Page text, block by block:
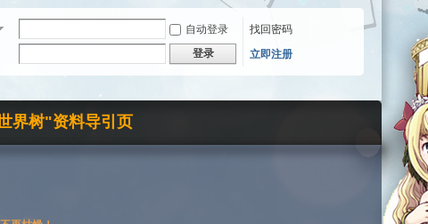
自动登录
找回密码
登录 立即注册
界树"资料导引页